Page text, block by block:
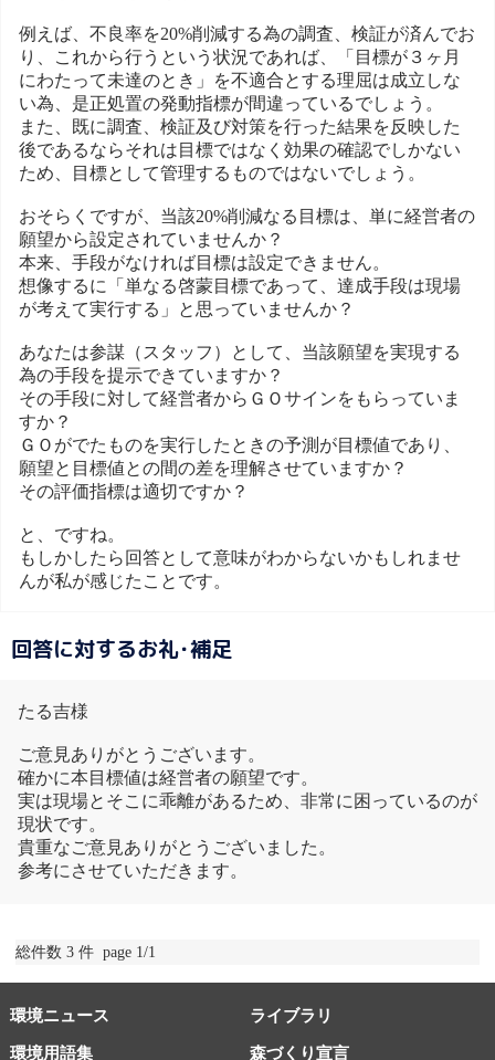
例えば、不良率を20%削減する為の調査、検証が済んでお
り、これから行うという状況であれば、「目標が３ヶ月
にわたって未達のとき」を不適合とする理屈は成立しな
い為、是正処置の発動指標が間違っているでしょう。
また、既に調査、検証及び対策を行った結果を反映した
後であるならそれは目標ではなく効果の確認でしかない
ため、目標として管理するものではないでしょう。
おそらくですが、当該20%削減なる目標は、単に経営者の
願望から設定されていませんか？
本来、手段がなければ目標は設定できません。
想像するに「単なる啓蒙目標であって、達成手段は現場
が考えて実行する」と思っていませんか？
あなたは参謀（スタッフ）として、当該願望を実現する
為の手段を提示できていますか？
その手段に対して経営者からＧＯサインをもらっていま
すか？
ＧＯがでたものを実行したときの予測が目標値であり、
願望と目標値との間の差を理解させていますか？
その評価指標は適切ですか？
と、ですね。
もしかしたら回答として意味がわからないかもしれませ
んが私が感じたことです。
回答に対するお礼･補足
たる吉様
ご意見ありがとうございます。
確かに本目標値は経営者の願望です。
実は現場とそこに乖離があるため、非常に困っているのが
現状です。
貴重なご意見ありがとうございました。
参考にさせていただきます。
総件数 3 件 page 1/1
環境ニュース ライブラリ
環境用語集 森づくり宣言